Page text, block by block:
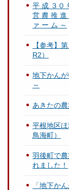
平 成 ３０
営 農 推 進
ァ ー ム ～
【参考】
R2）
地下かん
～
あきたの
平根地区
鳥海町）
羽後町で
れました！
「地下か